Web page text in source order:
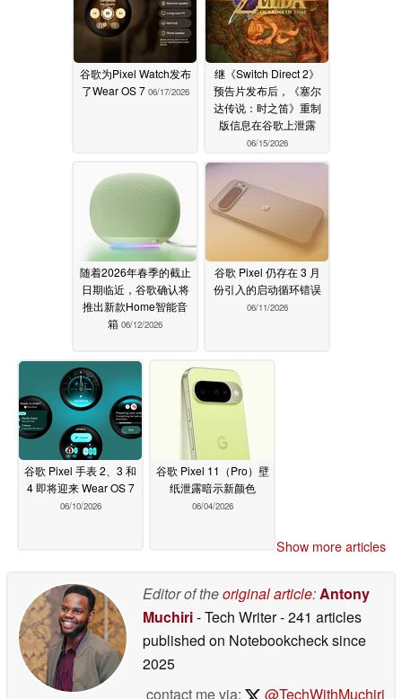
谷歌为Pixel Watch发布
了Wear OS 7 06/17/2026
继《Switch Direct 2》
预告片发布后，《塞尔
达传说：时之笛》重制
版信息在谷歌上泄露
06/15/2026
随着2026年春季的截止
日期临近，谷歌确认将
推出新款Home智能音
箱 06/12/2026
谷歌 Pixel 仍存在 3 月
份引入的启动循环错误
06/11/2026
谷歌 Pixel 手表 2、3 和
4 即将迎来 Wear OS 7
06/10/2026
谷歌 Pixel 11（Pro）壁
纸泄露暗示新颜色
06/04/2026
Show more articles
Editor of theoriginal article:Antony
Muchiri- Tech Writer- 241 articles
published on Notebookchecksince
2025
contact me via:
@TechWithMuchiri